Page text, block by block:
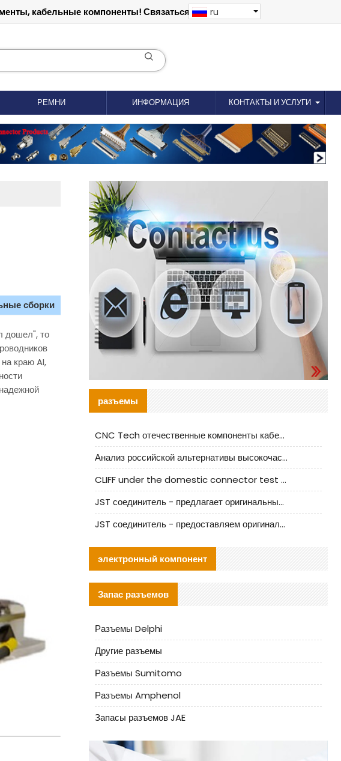
кабельные компоненты! Связаться: 18012695035
ru
РЕМНИ ИНФОРМАЦИЯ КОНТАКТЫ И УСЛУГИ
сборки
дошел", то
краю AI,
разъемы
CNC Tech отечественные компоненты кабельной арматуры оценка и руководство по производственному внедрению
Анализ российской альтернативы высокочастотных кабельных колодцев I-PEX
CLIFF under the domestic connector test standard update
JST соединитель - предлагает оригинальные и заменяющие JST NSHR-02V-S соединители
JST соединитель - предоставляем оригинальные JST GHR-09V-S соединители и их аналоги
электронный компонент
Запас разъемов
Разъемы Delphi
Другие разъемы
Разъемы Sumitomo
Разъемы Amphenol
Запасы разъемов JAE